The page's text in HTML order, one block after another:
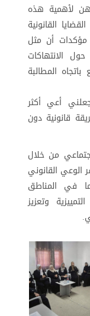
لأهمية هذه
القانونية
مؤكدات أن مثل
الانتهاكات
المطالبة
أعي أكثر
قانونية دون
من خلال
الوعي القانوني
في المناطق
وتعزيز